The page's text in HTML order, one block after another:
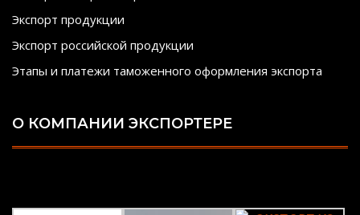
Экспорт продукции
Экспорт российской продукции
Этапы и платежи таможенного оформления экспорта
О КОМПАНИИ ЭКСПОРТЕРЕ